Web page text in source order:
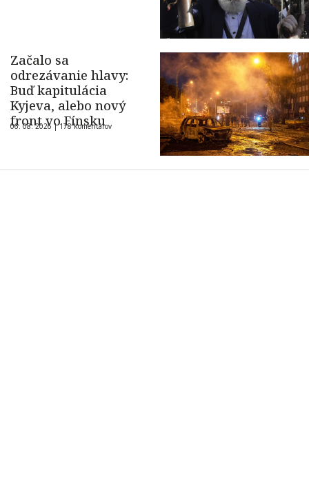
Začalo sa
odrezávanie hlavy:
Buď kapitulácia
Kyjeva, alebo nový
front vo Fínsku
06. 08. 2026 |178 komentárov